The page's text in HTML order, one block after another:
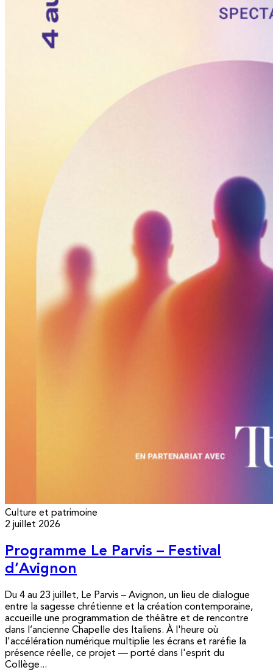
Culture et patrimoine
2 juillet 2026
Programme Le Parvis – Festival
d’Avignon
Du 4 au 23 juillet, Le Parvis – Avignon, un lieu de dialogue
entre la sagesse chrétienne et la création contemporaine,
accueille une programmation de théâtre et de rencontre
dans l’ancienne Chapelle des Italiens. À l'heure où
l'accélération numérique multiplie les écrans et raréfie la
présence réelle, ce projet — porté dans l'esprit du
Collège...